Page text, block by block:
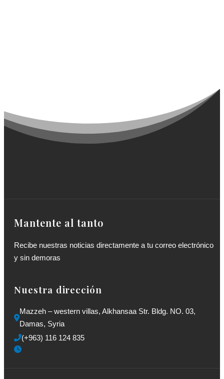
Mantente al tanto
Recibe nuestras noticias directamente a tu correo electrónico
y sin demoras
Nuestra dirección
Mazzeh – western villas, Alkhansaa Str. Bldg. NO. 03,
Damas, Syria
(+963) 116 124 835